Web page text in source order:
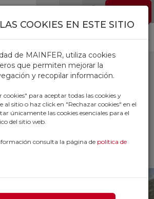
DE
DE CONSTRUCCION
COOKIES EN ESTE SITIO
de MAINFER, utiliza cookies
que permiten mejorar la
y recopilar información.
cookies" para aceptar todas las cookies y
al sitio o haz click en "Rechazar cookies" en el
únicamente las cookies esenciales para el
del sitio web.
consulta la página de política de